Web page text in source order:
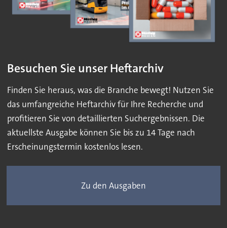
Besuchen Sie unser Heftarchiv
Finden Sie heraus, was die Branche bewegt! Nutzen Sie
das umfangreiche Heftarchiv für Ihre Recherche und
profitieren Sie von detaillierten Suchergebnissen. Die
aktuellste Ausgabe können Sie bis zu 14 Tage nach
Erscheinungstermin kostenlos lesen.
Zu den Ausgaben